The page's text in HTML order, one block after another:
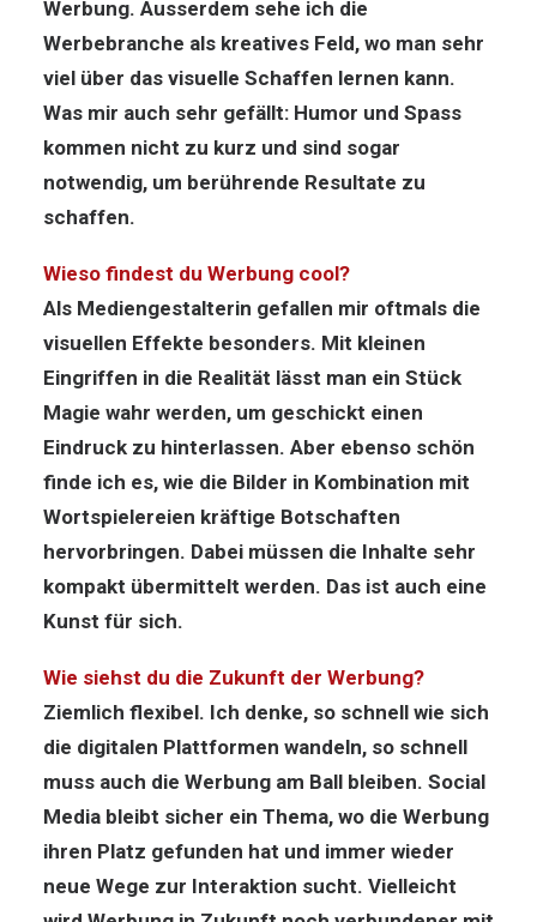
Werbung. Ausserdem sehe ich die
Werbebranche als kreatives Feld, wo man sehr
viel über das visuelle Schaffen lernen kann.
Was mir auch sehr gefällt: Humor und Spass
kommen nicht zu kurz und sind sogar
notwendig, um berührende Resultate zu
schaffen.
Wieso findest du Werbung cool?
Als Mediengestalterin gefallen mir oftmals die
visuellen Effekte besonders. Mit kleinen
Eingriffen in die Realität lässt man ein Stück
Magie wahr werden, um geschickt einen
Eindruck zu hinterlassen. Aber ebenso schön
finde ich es, wie die Bilder in Kombination mit
Wortspielereien kräftige Botschaften
hervorbringen. Dabei müssen die Inhalte sehr
kompakt übermittelt werden. Das ist auch eine
Kunst für sich.
Wie siehst du die Zukunft der Werbung?
Ziemlich flexibel. Ich denke, so schnell wie sich
die digitalen Plattformen wandeln, so schnell
muss auch die Werbung am Ball bleiben. Social
Media bleibt sicher ein Thema, wo die Werbung
ihren Platz gefunden hat und immer wieder
neue Wege zur Interaktion sucht. Vielleicht